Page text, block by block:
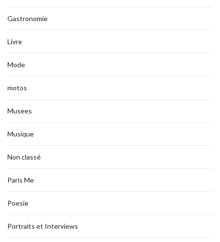
Gastronomie
Livre
Mode
motos
Musees
Musique
Non classé
Paris Me
Poesie
Portraits et Interviews